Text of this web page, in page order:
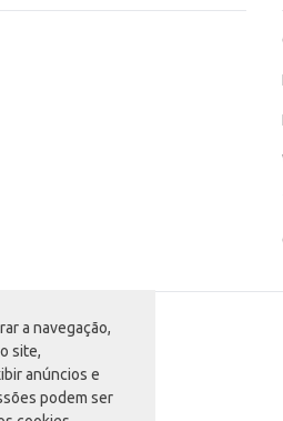
a navegação,
site,
anúncios e
podem ser
em peça, aliado à sua qualidade e